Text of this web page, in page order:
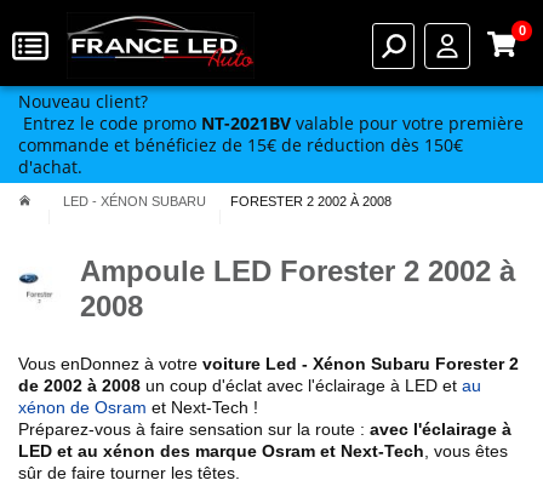
0
Nouveau client?
Entrez le code promo NT-2021BV valable pour votre première
commande et bénéficiez de 15€ de réduction dès 150€
d'achat.
LED - XÉNON SUBARU FORESTER 2 2002 À 2008
Ampoule LED Forester 2 2002 à
2008
Vous enDonnez à votre voiture Led - Xénon Subaru Forester 2
de 2002 à 2008 un coup d'éclat avec l'éclairage à LED et au
xénon de Osram et Next-Tech !
Préparez-vous à faire sensation sur la route : avec l'éclairage à
LED et au xénon des marque Osram et Next-Tech , vous êtes
sûr de faire tourner les têtes.